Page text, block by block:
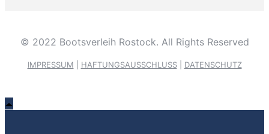
© 2022 Bootsverleih Rostock. All Rights Reserved
IMPRESSUM HAFTUNGSAUSSCHLUSS| DATENSCHUTZ